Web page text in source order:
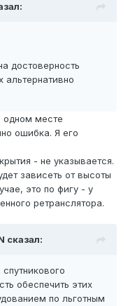
достоверность
альтернативно
одном месте
ошибка. Я его
- не указывается.
зависеть от высоты
это по фигу - у
ретранслятора.
сказал:
обеспечить этих
по льготным